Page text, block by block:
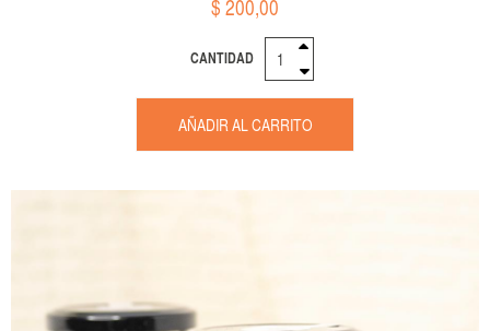
$ 200,00
CANTIDAD
AÑADIR AL CARRITO